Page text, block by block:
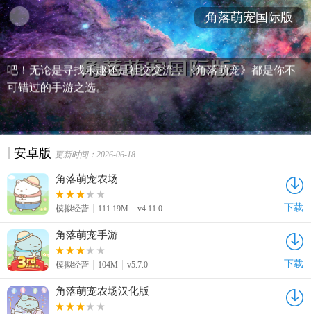
宠》还提供了丰富的社交功能，让玩家可以与其他玩家交
流、合作，共同打造强大的萌宠军团。现在就来下载《角落
萌宠》国际版，与全球玩家一起开启一场精彩的冒险之旅
吧！无论是寻找乐趣还是社交交流，《角落萌宠》都是你不
可错过的手游之选。
角落萌宠国际版
安卓版 更新时间：2026-06-18
角落萌宠农场
模拟经营 111.19M v4.11.0 下载
角落萌宠手游
模拟经营 104M v5.7.0 下载
角落萌宠农场汉化版